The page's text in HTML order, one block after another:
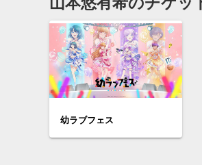
幼ラブフェス